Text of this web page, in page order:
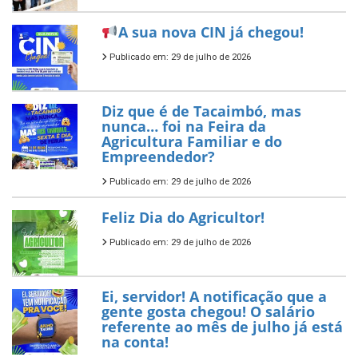
A sua nova CIN já chegou!
Publicado em: 29 de julho de 2026
Diz que é de Tacaimbó, mas
nunca… foi na Feira da
Agricultura Familiar e do
Empreendedor?
Publicado em: 29 de julho de 2026
Feliz Dia do Agricultor!
Publicado em: 29 de julho de 2026
Ei, servidor! A notificação que a
gente gosta chegou! O salário
referente ao mês de julho já está
na conta!